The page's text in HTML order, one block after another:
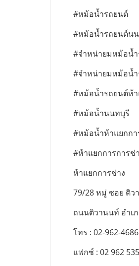
#หม้อน้ำรถยนต์
#หม้อน้ำรถยนต์น
#จำหน่ายมหม้อน้
#จำหน่ายมหม้อน้
#หม้อน้ำรถยนต์ห้
#หม้อน้ำนนทบุรี
#หม้อน้ำห้าแยกกา
#ห้าแยกการการช่
ห้าแยกการช่าง
79/28 หมู่ ซอย ติว
ถนนติวานนท์ อำเ
โทร : 02-962-
แฟกซ์ : 02 962